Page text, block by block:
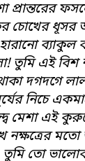
প্রান্তরের
চোখের
ব্যাকুল
তুমি এই
দগদগে
নিচে
মেশা এই
নক্ষত্রের মতো
তুমি তো